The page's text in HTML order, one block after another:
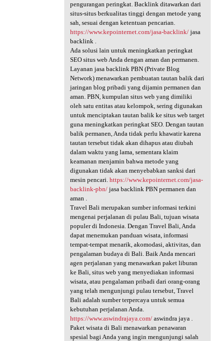
pengurangan peringkat. Backlink ditawarkan dari
situs-situs berkualitas tinggi dengan metode yang
sah, sesuai dengan ketentuan pencarian.
https://www.kepointernet.com/jasa-backlink/jasa
backlink .
Ada solusi lain untuk meningkatkan peringkat
SEO situs web Anda dengan aman dan permanen.
Layanan jasa backlink PBN (Private Blog
Network) menawarkan pembuatan tautan balik dari
jaringan blog pribadi yang dijamin permanen dan
aman. PBN, kumpulan situs web yang dimiliki
oleh satu entitas atau kelompok, sering digunakan
untuk menciptakan tautan balik ke situs web target
guna meningkatkan peringkat SEO. Dengan tautan
balik permanen, Anda tidak perlu khawatir karena
tautan tersebut tidak akan dihapus atau diubah
dalam waktu yang lama, sementara klaim
keamanan menjamin bahwa metode yang
digunakan tidak akan menyebabkan sanksi dari
mesin pencari. https://www.kepointernet.com/jasa-
backlink-pbn/jasa backlink PBN permanen dan
aman .
Travel Bali merupakan sumber informasi terkini
mengenai perjalanan di pulau Bali, tujuan wisata
populer di Indonesia. Dengan Travel Bali, Anda
dapat menemukan panduan wisata, informasi
tempat-tempat menarik, akomodasi, aktivitas, dan
pengalaman budaya di Bali. Baik Anda mencari
agen perjalanan yang menawarkan paket liburan
ke Bali, situs web yang menyediakan informasi
wisata, atau pengalaman pribadi dari orang-orang
yang telah mengunjungi pulau tersebut, Travel
Bali adalah sumber terpercaya untuk semua
kebutuhan perjalanan Anda.
https://www.aswindrajaya.com/aswindra jaya .
Paket wisata di Bali menawarkan penawaran
spesial bagi Anda yang ingin mengunjungi salah